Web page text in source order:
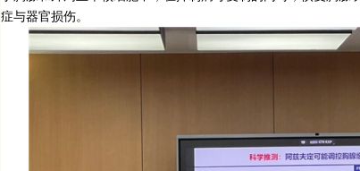
症与器官损伤。